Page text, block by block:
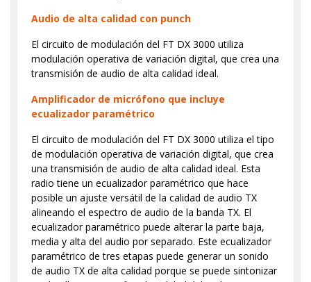
Audio de alta calidad con punch
El circuito de modulación del FT DX 3000 utiliza
modulación operativa de variación digital, que crea una
transmisión de audio de alta calidad ideal.
Amplificador de micrófono que incluye
ecualizador paramétrico
El circuito de modulación del FT DX 3000 utiliza el tipo
de modulación operativa de variación digital, que crea
una transmisión de audio de alta calidad ideal. Esta
radio tiene un ecualizador paramétrico que hace
posible un ajuste versátil de la calidad de audio TX
alineando el espectro de audio de la banda TX. El
ecualizador paramétrico puede alterar la parte baja,
media y alta del audio por separado. Este ecualizador
paramétrico de tres etapas puede generar un sonido
de audio TX de alta calidad porque se puede sintonizar